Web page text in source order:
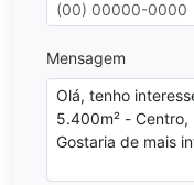
Mensagem